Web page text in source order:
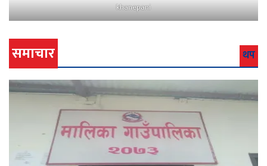
khanepani
समाचार थप